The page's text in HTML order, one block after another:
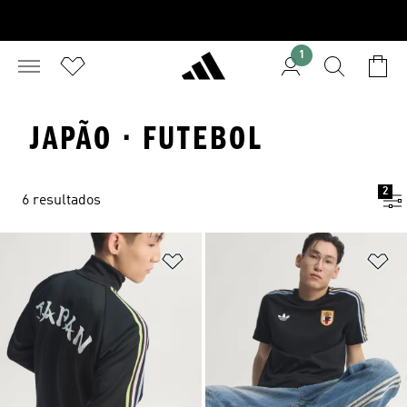
1
JAPÃO · FUTEBOL
6 resultados
2
Adicionar à Lista de Desejos